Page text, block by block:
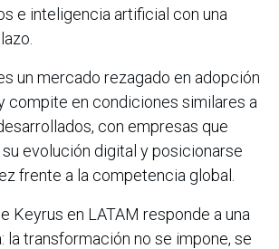
e inteligencia artificial con una
un mercado rezagado en adopción
compite en condiciones similares a
con empresas que
evolución digital y posicionarse
frente a la competencia global.
Keyrus en LATAM responde a una
la transformación no se impone, se